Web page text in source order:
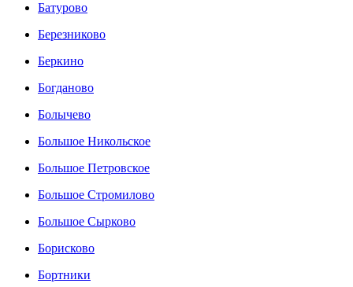
Батурово
Березниково
Беркино
Богданово
Болычево
Большое Никольское
Большое Петровское
Большое Стромилово
Большое Сырково
Борисково
Бортники